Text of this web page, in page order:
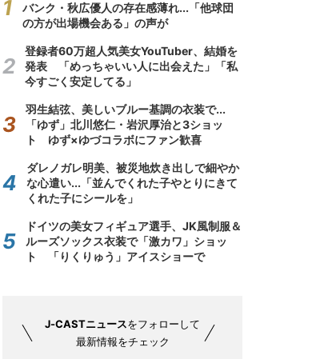
バンク・秋広優人の存在感薄れ...「他球団
の方が出場機会ある」の声が
登録者60万超人気美女YouTuber、結婚を
発表 「めっちゃいい人に出会えた」「私
今すごく安定してる」
羽生結弦、美しいブルー基調の衣装で...
「ゆず」北川悠仁・岩沢厚治と3ショッ
ト ゆず×ゆづコラボにファン歓喜
ダレノガレ明美、被災地炊き出しで細やか
な心遣い...「並んでくれた子やとりにきて
くれた子にシールを」
ドイツの美女フィギュア選手、JK風制服＆
ルーズソックス衣装で「激カワ」ショッ
ト 「りくりゅう」アイスショーで
J-CASTニュースをフォローして
最新情報をチェック